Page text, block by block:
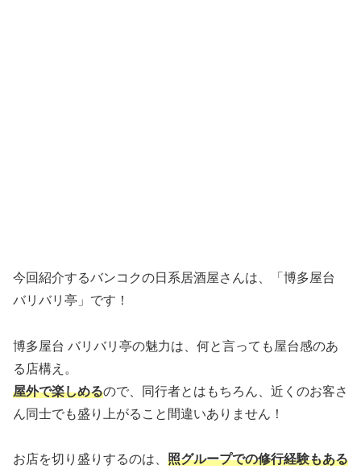
今回紹介するバンコクの日系居酒屋さんは、「博多屋台
バリバリ亭」です！
博多屋台 バリバリ亭の魅力は、何と言っても屋台感のあ
る店構え。
屋外で楽しめるので、同行者とはもちろん、近くのお客さ
ん同士でも盛り上がること間違いありません！
お店を切り盛りするのは、 照グループでの修行経験もある